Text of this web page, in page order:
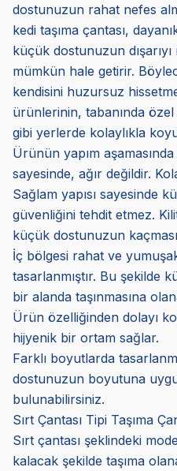
dostunuzun rahat nefes
kedi taşıma çantası,
küçük dostunuzun
mümkün hale getirir.
kendisini huzursuz
ürünlerinin, tabanında
gibi yerlerde kolaylıkla
Ürünün yapım
sayesinde, ağır değildir.
Sağlam yapısı sayesinde
güvenliğini tehdit etmez.
küçük dostunuzun
İç bölgesi rahat ve
tasarlanmıştır. Bu şekilde
bir alanda taşınmasına
Ürün özelliğinden dolayı
hijyenik bir ortam sağlar.
Farklı boyutlarda
dostunuzun boyutuna
bulunabilirsiniz.
Sırt Çantası Tipi Taşıma
Sırt çantası şeklindeki
kalacak şekilde taşıma